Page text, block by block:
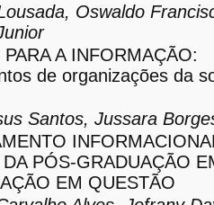
Oswaldo
A INFORMAÇÃO:
de organizações da
Santos, Jussara
PÓS-GRADUAÇÃO
EM QUESTÃO